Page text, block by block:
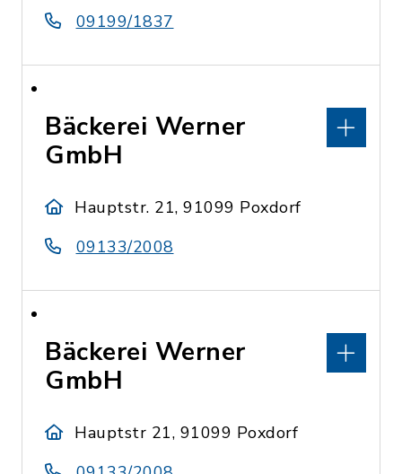
09199/1837
Bäckerei Werner
GmbH
Hauptstr. 21, 91099 Poxdorf
09133/2008
Bäckerei Werner
GmbH
Hauptstr 21, 91099 Poxdorf